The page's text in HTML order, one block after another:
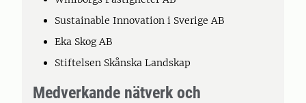
Sustainable Innovation i Sverige AB
Eka Skog AB
Stiftelsen Skånska Landskap
Medverkande nätverk och